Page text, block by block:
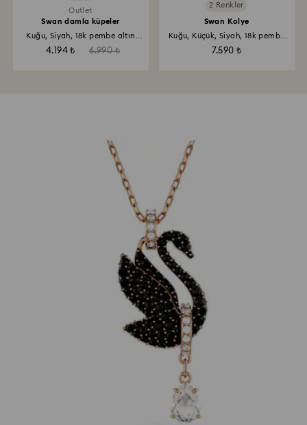
Outlet
Swan damla küpeler
Kuğu, Siyah, 18k pembe altın
4.194 ₺ 6.990 ₺
2 Renkler
Swan Kolye
Kuğu, Küçük, Siyah, 18k pembe
7.590 ₺